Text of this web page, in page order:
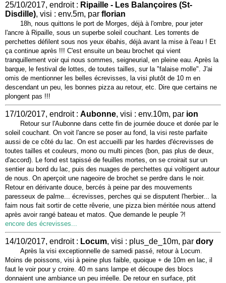
25/10/2017, endroit : Ripaille - Les Balançoires (St-
Disdille), visi : env.5m, par florian
18h, nous quittons le port de Morges, déjà à l'ombre, pour jeter
l'ancre à Ripaille, sous un superbe soleil couchant. Les torrents de
perchettes défilent sous nos yeux ébahis, déjà avant la mise à l'eau ! Et
ça continue après !!! C'est ensuite un beau brochet qui vient
tranquillement voir qui nous sommes, seigneurial, en pleine eau. Après la
barque, le festival de lottes, de toutes tailles, sur la "falaise molle". J'ai
omis de mentionner les belles écrevisses, la visi plutôt de 10 m en
descendant un peu, les bonnes pizza au retour, etc. Dire que certains ne
plongent pas !!!
17/10/2017, endroit : Aubonne, visi : env.10m, par ion
Retour sur l'Aubonne dans cette fin de journée douce et dorée par le
soleil couchant. On voit l'ancre se poser au fond, la visi reste parfaite
aussi de ce côté du lac. On est accueilli par les hardes d'écrevisses de
toutes tailles et couleurs, mono ou multi pinces (bon, pas plus de deux,
d'accord). Le fond est tapissé de feuilles mortes, on se croirait sur un
sentier au bord du lac, puis des nuages de perchettes qui voltigent autour
de nous. On aperçoit une nageoire de brochet se perdre dans le noir.
Retour en dérivante douce, bercés à peine par des mouvements
paresseux de palme... écrevisses, perches qui se disputent l'herbier... la
faim nous fait sortir de cette rêverie, une pizza bien méritée nous attend
après avoir rangé bateau et matos. Que demande le peuple ?!
encore des écrevisses...
14/10/2017, endroit : Locum, visi : plus_de_10m, par dory
Après la visi exceptionnelle de samedi passé, retour à Locum.
Moins de poissons, visi à peine plus faible, quoique + de 10m en lac, il
faut le voir pour y croire. 40 m sans lampe et découpe des blocs
donnaient une ambiance un peu irréelle. De retour en surface, ptit